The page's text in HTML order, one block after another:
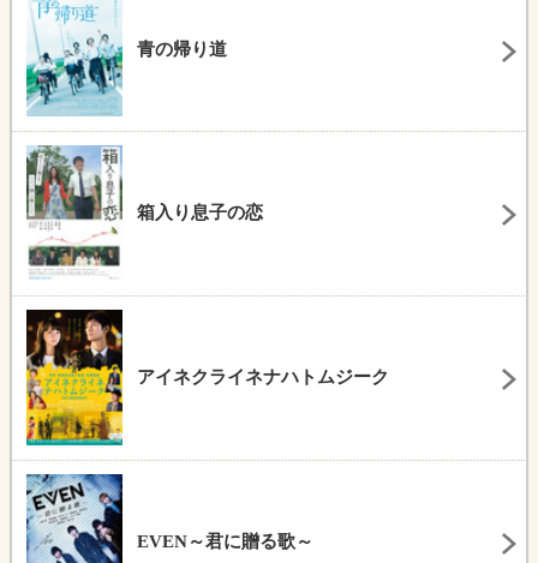
青の帰り道
箱入り息子の恋
アイネクライネナハトムジーク
EVEN～君に贈る歌～